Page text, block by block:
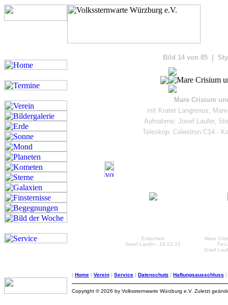
Bild 14 von 85 |
Mare Crisium
mit Krater Langrenus,
Aufnahme: Josef Laufer,
Teleskop: Celestron C14 -
Erdschein
Josef Laufer - 16.03.21
Mare
Josef
| Home | Verein | Service | Datenschutz | Haftungsausschluss |
Copyright © 2026 by Volkssternwarte Würzburg e.V. Zuletzt